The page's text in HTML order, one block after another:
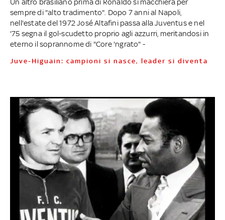
Un altro brasiliano prima di Ronaldo si macchierà per
sempre di "alto tradimento". Dopo 7 anni al Napoli,
nell'estate del 1972 José Altafini passa alla Juventus e nel
'75 segna il gol-scudetto proprio agli azzurri, meritandosi in
eterno il soprannome di "Core 'ngrato" -
Juve-Higuain: campioni si nasce, leader si diventa